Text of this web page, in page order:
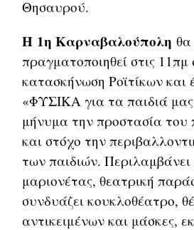
Θησαυρού.
Η 1η Καρναβαλούπολη θα
πραγματοποιηθεί στις 11πμ
κατασκήνωση Ροϊτίκων και
«ΦΥΣΙΚΑ για τα παιδιά
μήνυμα την προστασία του
και στόχο την
των παιδιών.
μαριονέτας, θεατρική
συνδυάζει κουκλοθέατρο,
αντικειμένων και μάσκες,